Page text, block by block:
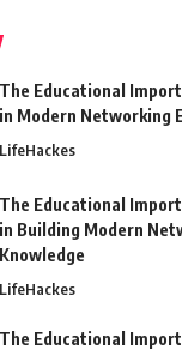
The Educational
in Modern Networking
LifeHackes
The Educational
in Building Modern
Knowledge
LifeHackes
The Educational